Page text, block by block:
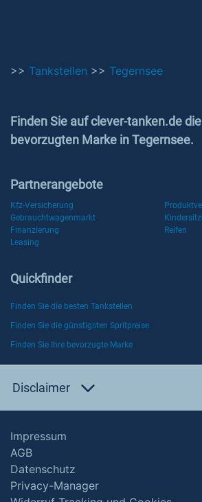
>> Tankstellen >> Tegernsee
Finden Sie auf clever-tanken.de
bevorzugten Marke in Tegernsee.
Partnerangebote
Kfz-Versicherung
Gebrauchtwagenmarkt
Finanzierung
Reifen
Leasing
Quickfinder
Finden Sie die besten Tankstellen
Finden Sie die günstigsten Spritpreise
Finden Sie Ihre bevorzugte Marke
Disclaimer
Impressum
AGB
Datenschutz
Privacy-Manager